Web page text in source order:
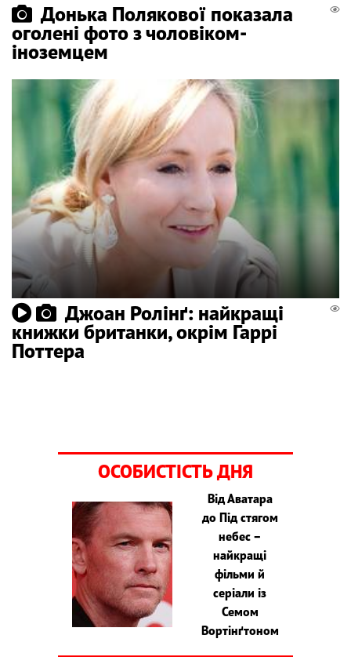
Донька Полякової показала
оголені фото з чоловіком-
іноземцем
Джоан Ролінґ: найкращі
книжки британки, окрім Гаррі
Поттера
ОСОБИСТІСТЬ ДНЯ
Від Аватара
до Під стягом
небес –
найкращі
фільми й
серіали із
Семом
Вортінґтоном